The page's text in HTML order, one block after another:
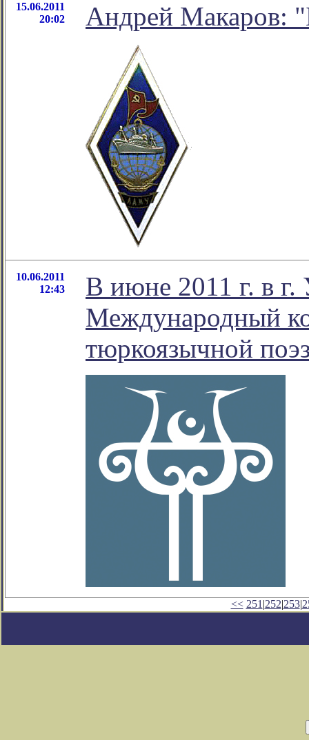
15.06.2011
20:02
Андрей Макаров:
10.06.2011
12:43
В июне 2011 г. в г.
Международный
тюркоязычной
<< 251 |252|253|